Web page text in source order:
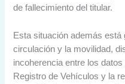
de fallecimiento del titular.
Esta situación además está
circulación y la movilidad,
incoherencia entre los
Registro de Vehículos y la